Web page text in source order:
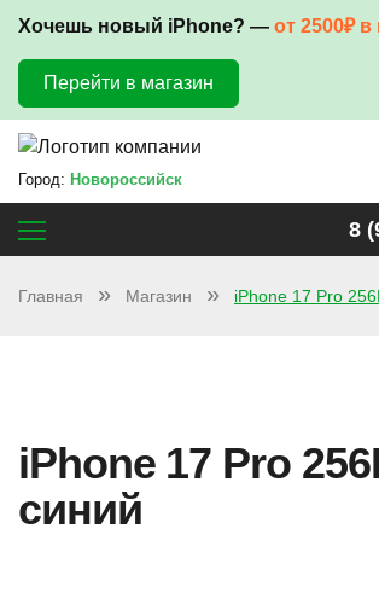
Хочешь новый iPhone? — от 2500₽ в
Перейти в магазин
Город: Новороссийск
8
Главная Магазин iPhone 17 Pro
iPhone 17 Pro
синий